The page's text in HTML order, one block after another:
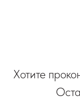
Хотите